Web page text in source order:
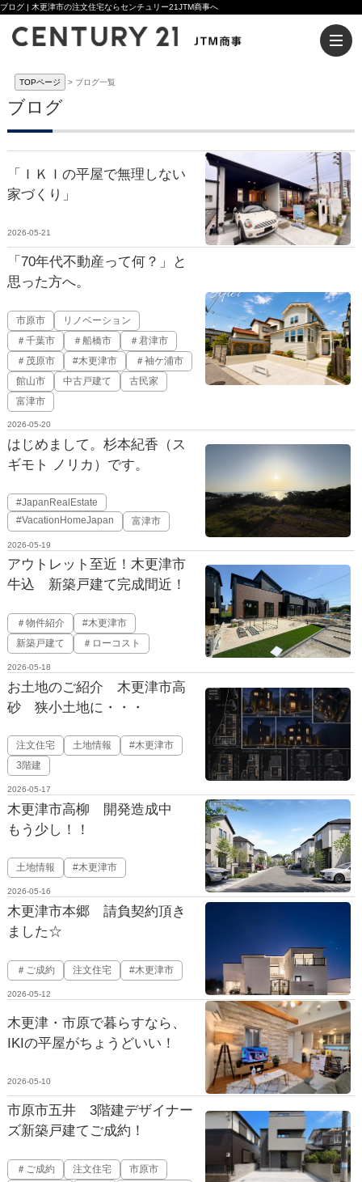
ブログ | 木更津市の注文住宅ならセンチュリー21JTM商事へ
TOPページ ブログ一覧
ブログ
「ＩＫＩの平屋で無理しない
家づくり」
2026-05-21
「70年代不動産って何？」と
思った方へ。
市原市
リノベーション
＃千葉市
＃船橋市
＃君津市
＃茂原市
#木更津市
＃袖ケ浦市
館山市
中古戸建て
古民家
富津市
2026-05-20
はじめまして。杉本紀香（ス
ギモト ノリカ）です。
#JapanRealEstate
#VacationHomeJapan
富津市
2026-05-19
アウトレット至近！木更津市
牛込 新築戸建て完成間近！
＃物件紹介
#木更津市
新築戸建て
＃ローコスト
2026-05-18
お土地のご紹介 木更津市高
砂 狭小土地に・・・
注文住宅 土地情報
#木更津市
3階建
2026-05-17
木更津市高柳 開発造成中
もう少し！！
土地情報 #木更津市
2026-05-16
木更津市本郷 請負契約頂き
ました☆
＃ご成約 注文住宅 #木更津市
2026-05-12
木更津・市原で暮らすなら、
IKIの平屋がちょうどいい！
2026-05-10
市原市五井 3階建デザイナー
ズ新築戸建てご成約！
＃ご成約 注文住宅
市原市